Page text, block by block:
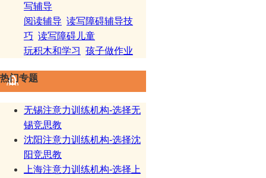
写辅导
阅读辅导 读写障碍辅导技
巧 读写障碍儿童
玩积木和学习 孩子做作业
热门专题
无锡注意力训练机构-选择无
锡竞思教
沈阳注意力训练机构-选择沈
阳竞思教
上海注意力训练机构-选择上